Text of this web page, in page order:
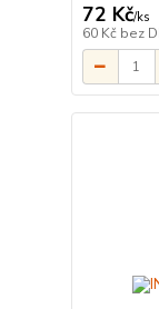
72 Kč/ks
60 Kč bez